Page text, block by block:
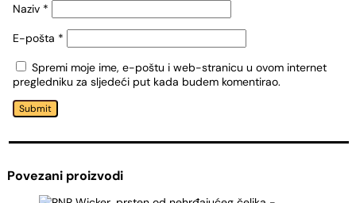
Naziv *
E-pošta *
Spremi moje ime, e-poštu i web-stranicu u ovom internet
pregledniku za sljedeći put kada budem komentirao.
Submit
Povezani proizvodi